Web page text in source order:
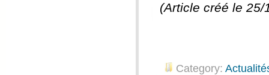
(Article créé le 25/
Category: